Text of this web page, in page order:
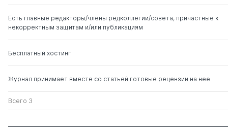
Есть главные редакторы/члены редколлегии/совета, причастные к
некорректным защитам и/или публикациям
Бесплатный хостинг
Журнал принимает вместе со статьей готовые рецензии на нее
Всего 3